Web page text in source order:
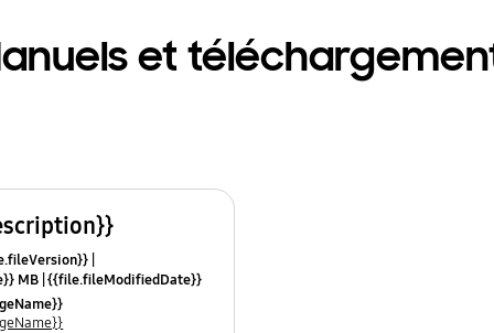
et
MB {{file.fileModifiedDate}}